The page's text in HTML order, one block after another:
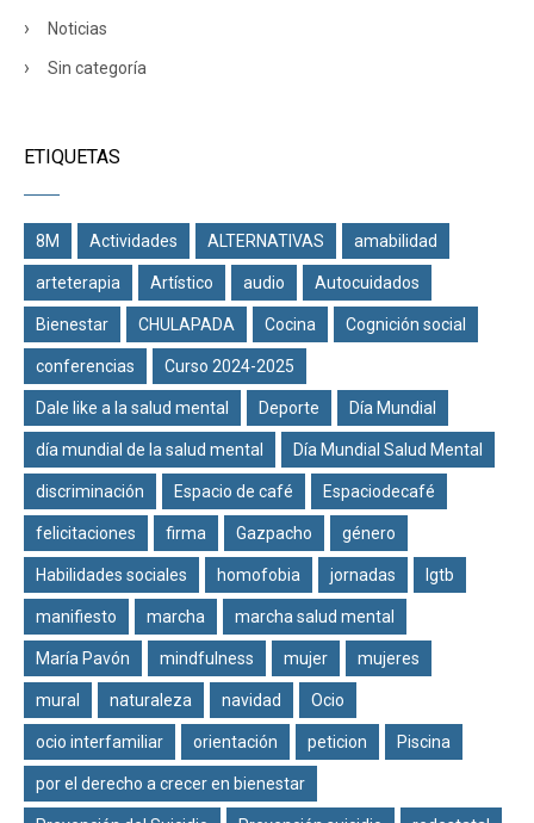
Noticias
Sin categoría
ETIQUETAS
8M Actividades ALTERNATIVAS amabilidad
arteterapia Artístico audio Autocuidados
Bienestar CHULAPADA Cocina Cognición social
conferencias Curso 2024-2025
Dale like a la salud mental Deporte Día Mundial
día mundial de la salud mental Día Mundial Salud Mental
discriminación Espacio de café Espaciodecafé
felicitaciones firma Gazpacho género
Habilidades sociales homofobia jornadas lgtb
manifiesto marcha marcha salud mental
María Pavón mindfulness mujer mujeres
mural naturaleza navidad Ocio
ocio interfamiliar orientación peticion Piscina
por el derecho a crecer en bienestar